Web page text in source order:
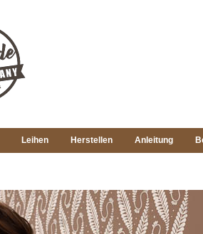
Leihen Herstellen Anleitung